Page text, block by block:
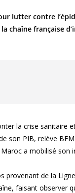
lutter contre
chaîne française
la crise sanitaire
son PIB, relève
a mobilisé son
provenant de la
faisant observer